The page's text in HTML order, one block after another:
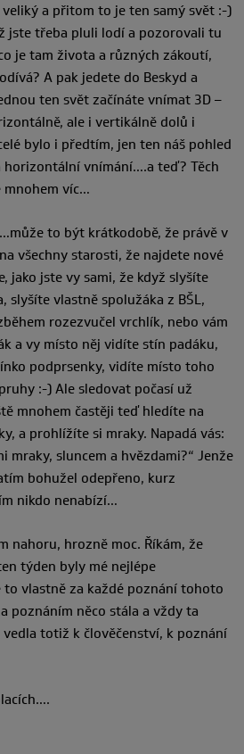
a přitom to je ten samý svět :-)
jste třeba pluli lodí a pozorovali tu
je tam života a různých zákoutí,
A pak jedete do Beskyd a
ten svět začínáte vnímat 3D –
ale i vertikálně dolů i
bylo i předtím, jen ten náš pohled
horizontální vnímání….a teď? Těch
mnohem víc…
to být krátkodobě, že právě v
všechny starosti, že najdete nové
jako jste vy sami, že když slyšíte
vlastně spolužáka z BŠL,
rozezvučel vrchlík, nebo vám
a vy místo něj vidíte stín padáku,
podprsenky, vidíte místo toho
:-) Ale sledovat počasí už
mnohem častěji teď hledíte na
a prohlížíte si mraky. Napadá vás:
mraky, sluncem a hvězdami?“ Jenže
bohužel odepřeno, kurz
nikdo nenabízí…
nahoru, hrozně moc. Říkám, že
týden byly mé nejlépe
to vlastně za každé poznání tohoto
poznáním něco stála a vždy ta
totiž k člověčenství, k poznání